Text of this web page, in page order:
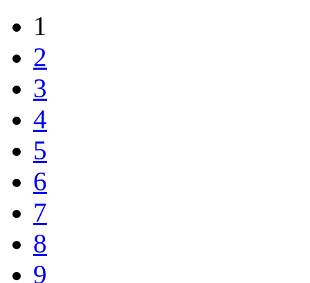
1
2
3
4
5
6
7
8
9